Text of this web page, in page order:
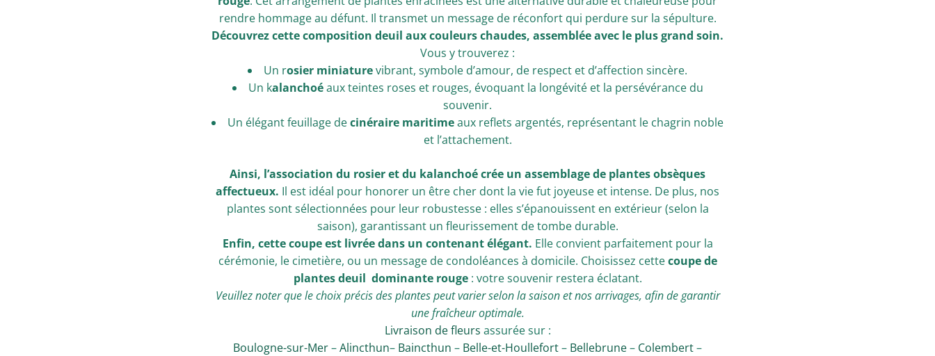
rendre hommage au défunt. Il transmet un message de réconfort qui perdure sur la sépulture.
Découvrez cette composition deuil aux couleurs chaudes, assemblée avec le plus grand soin.
Vous y trouverez :
Un rosier miniaturevibrant, symbole d’amour, de respect et d’affection sincère.
Un kalanchoéaux teintes roses et rouges, évoquant la longévité et la persévérance du
souvenir.
Un élégant feuillage decinéraire maritimeaux reflets argentés, représentant le chagrin noble
et l’attachement.
Ainsi, l’association du rosier et du kalanchoé crée un assemblage de plantes obsèques
affectueux. Il est idéal pour honorer un être cher dont la vie fut joyeuse et intense. De plus, nos
plantes sont sélectionnées pour leur robustesse : elles s’épanouissent en extérieur (selon la
saison), garantissant un fleurissement de tombe durable.
Enfin, cette coupe est livrée dans un contenant élégant. Elle convient parfaitement pour la
cérémonie, le cimetière, ou un message de condoléances à domicile. Choisissez cettecoupe de
plantes deuil dominante rouge: votre souvenir restera éclatant.
Veuillez noter que le choix précis des plantes peut varier selon la saison et nos arrivages, afin de garantir
une fraîcheur optimale.
Livraison de fleurs assurée sur :
Boulogne-sur-Mer–Alincthun– Baincthun – Belle-et-Houllefort– Bellebrune– Colembert–